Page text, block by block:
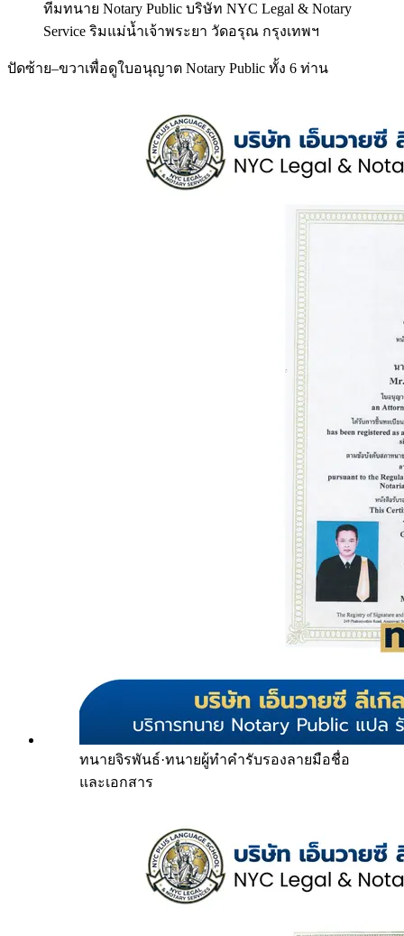
ทีมทนาย Notary Public บริษัท NYC Legal & Notary
Service ริมแม่น้ำเจ้าพระยา วัดอรุณ กรุงเทพฯ
ปัดซ้าย–ขวาเพื่อดูใบอนุญาต Notary Public ทั้ง 6 ท่าน
ทนายจิรพันธ์·ทนายผู้ทำคำรับรองลายมือชื่อ
และเอกสาร